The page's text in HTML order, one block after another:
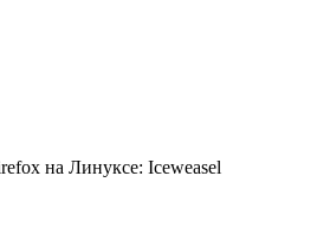
на Линуксе: Iceweasel